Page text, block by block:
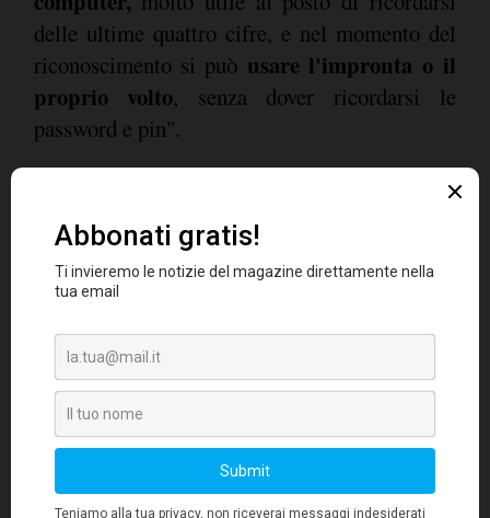
delle ultime quattro cifre, e nel momento del
riconoscimento si può usare l'impronta o il
proprio volto, senza dover ricordarsi le
password e pin".
Le carte contactless valgono il 50% delle
transazioni
In questi giorni è stato dichiarato che
un'operazione su due effettuata ad un Pos
avviene in modalità contactless. E' interessante
notare quanto il negozio fisico, in questo
contesto, si avvantaggi dell'innovazione per